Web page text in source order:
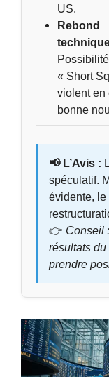
US.
Rebond
« Short
violent en
bonne
📢 L’Avis :
spéculatif.
évidente, le
👉 Conseil
résultats du
prendre